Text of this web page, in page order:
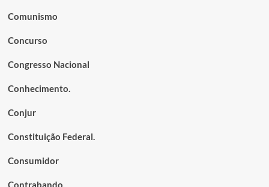
Comunismo
Concurso
Congresso Nacional
Conhecimento.
Conjur
Constituição Federal.
Consumidor
Contrabando.